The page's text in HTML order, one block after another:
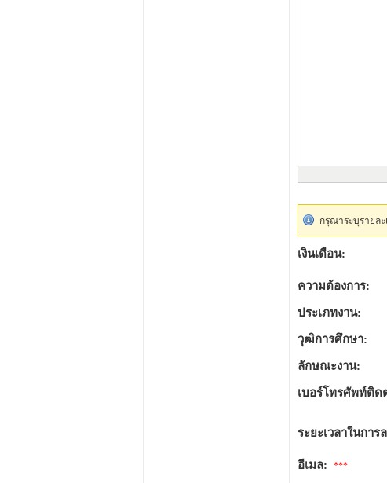
กรุณาระบุรายล
เงินเดือน:
ความต้องการ:
ประเภทงาน:
วุฒิการศึกษา:
ลักษณะงาน:
เบอร์โทรศัพท์ติด
ระยะเวลาในการ
อีเมล: ***